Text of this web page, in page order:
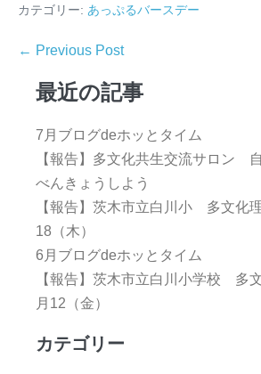
カテゴリー: あっぷるバースデー
← Previous Post
最近の記事
7月ブログdeホッとタイム
【報告】多文化共生交流サロン
べんきょうしよう
【報告】茨木市立白川小 多文化
18（木）
6月ブログdeホッとタイム
【報告】茨木市立白川小学校 多
月12（金）
カテゴリー